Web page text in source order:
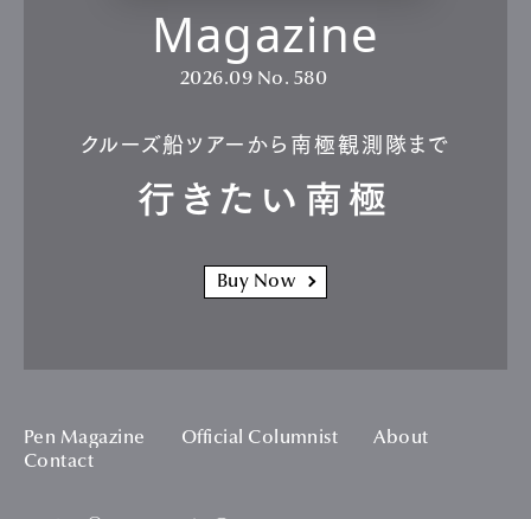
Magazine
2026.09 No. 580
クルーズ船ツアーから南極観測隊まで
行きたい南極
Buy Now
Pen Magazine Official Columnist
About
Contact